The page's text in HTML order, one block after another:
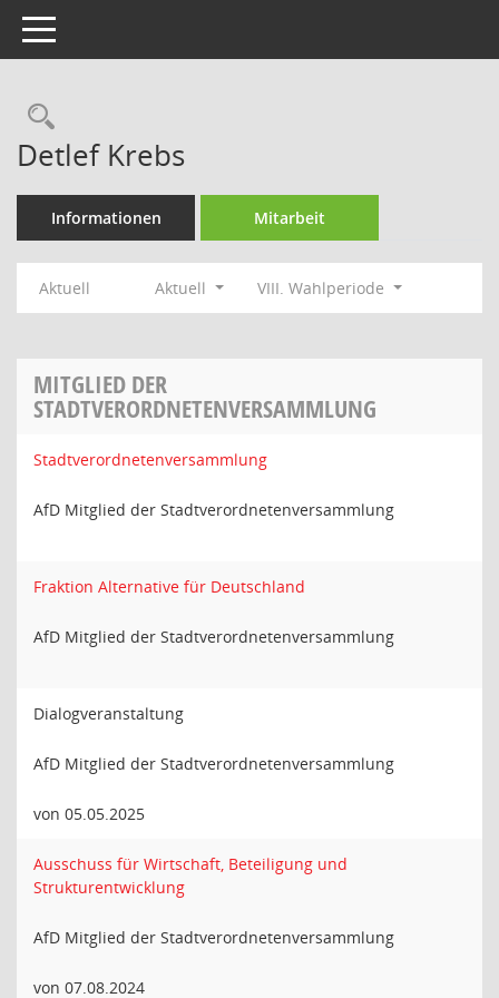
Toggle navigation
Rechercheauswahl
Detlef Krebs
Informationen Mitarbeit
Aktuell Aktuell VIII. Wahlperiode
MITGLIED DER
STADTVERORDNETENVERSAMMLUNG
Stadtverordnetenversammlung
AfD Mitglied der Stadtverordnetenversammlung
Fraktion Alternative für Deutschland
AfD Mitglied der Stadtverordnetenversammlung
Dialogveranstaltung
AfD Mitglied der Stadtverordnetenversammlung
von 05.05.2025
Ausschuss für Wirtschaft, Beteiligung und
Strukturentwicklung
AfD Mitglied der Stadtverordnetenversammlung
von 07.08.2024